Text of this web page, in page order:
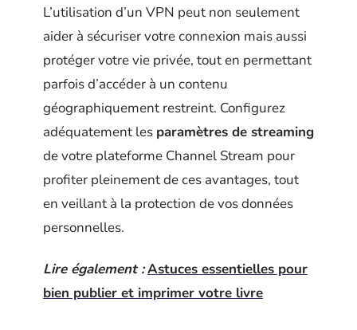
L’utilisation d’un VPN peut non seulement
aider à sécuriser votre connexion mais aussi
protéger votre vie privée, tout en permettant
parfois d’accéder à un contenu
géographiquement restreint. Configurez
adéquatement les paramètres de streaming
de votre plateforme Channel Stream pour
profiter pleinement de ces avantages, tout
en veillant à la protection de vos données
personnelles.
Lire également :Astuces essentielles pour
bien publier et imprimer votre livre